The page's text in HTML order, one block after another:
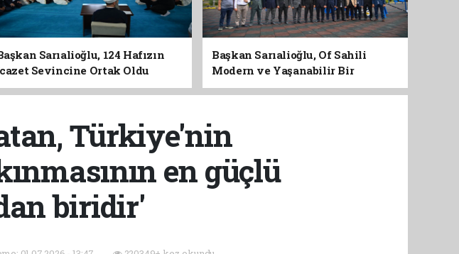
Sarıalioğlu, 124 Hafızın
Sevincine Ortak Oldu
Başkan Sarıalioğlu, Of Sahili
Modern ve Yaşanabilir Bir
Kimliğe Kavuşuyor
Türkiye'nin
en güçlü
biridir'